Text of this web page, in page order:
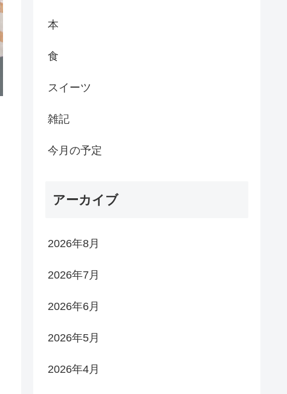
本
食
スイーツ
雑記
今月の予定
アーカイブ
2026年8月
2026年7月
2026年6月
2026年5月
2026年4月